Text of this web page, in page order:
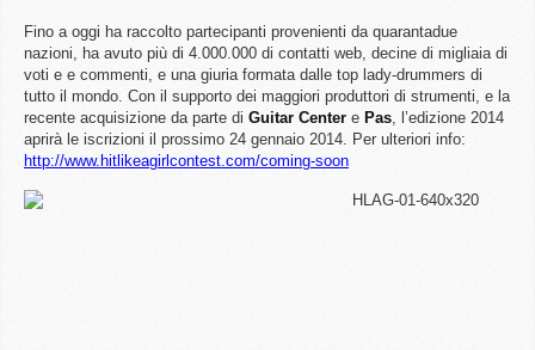
Fino a oggi ha raccolto partecipanti provenienti da quarantadue
nazioni, ha avuto più di 4.000.000 di contatti web, decine di migliaia di
voti e e commenti, e una giuria formata dalle top lady-drummers di
tutto il mondo. Con il supporto dei maggiori produttori di strumenti, e la
recente acquisizione da parte di Guitar Center e Pas, l’edizione 2014
aprirà le iscrizioni il prossimo 24 gennaio 2014. Per ulteriori info:
http://www.hitlikeagirlcontest.com/coming-soon